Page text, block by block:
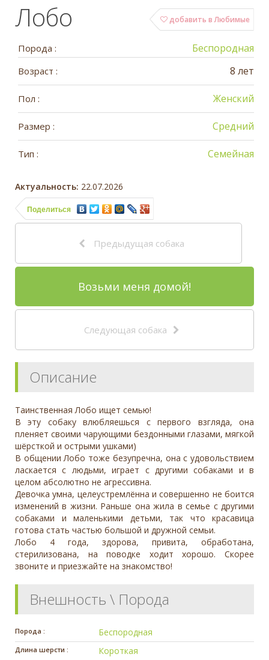
добавить в Любимые
Лобо
Порода : Беспородная
Возраст : 8 лет
Пол : Женский
Размер : Средний
Тип : Семейная
Актуальность: 22.07.2026
Поделиться
Предыдущая собака
Возьми меня домой!
Следующая собака
Описание
Таинственная Лобо ищет семью!
В эту собаку влюбляешься с первого взгляда, она
пленяет своими чарующими бездонными глазами, мягкой
шёрсткой и острыми ушками)
В общении Лобо тоже безупречна, она с удовольствием
ласкается с людьми, играет с другими собаками и в
целом абсолютно не агрессивна.
Девочка умна, целеустремлённа и совершенно не боится
изменений в жизни. Раньше она жила в семье с другими
собаками и маленькими детьми, так что красавица
готова стать частью большой и дружной семьи.
Лобо 4 года, здорова, привита, обработана,
стерилизована, на поводке ходит хорошо. Скорее
звоните и приезжайте на знакомство!
Внешность \ Порода
Порода : Беспородная
Длина шерсти : Короткая